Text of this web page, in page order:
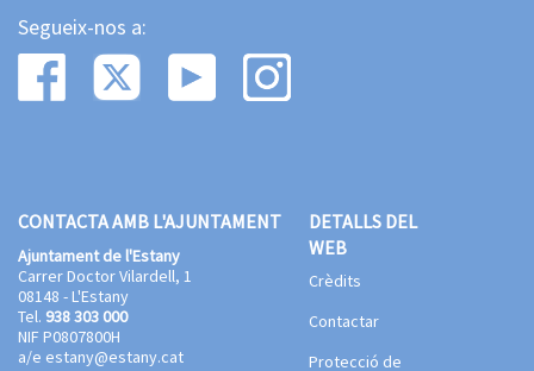
Segueix-nos a:
CONTACTA AMB L'AJUNTAMENT
Ajuntament de l'Estany
Carrer Doctor Vilardell, 1
08148 - L'Estany
Tel. 938 303 000
NIF P0807800H
a/e estany@estany.cat
DETALLS DEL
WEB
Crèdits
Contactar
Protecció de